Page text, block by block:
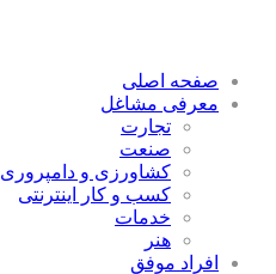
صفحه اصلی
معرفی مشاغل
تجارت
صنعت
كشاورزی و دامپروری
كسب و كار اينترنتی
خدمات
هنر
افراد موفق